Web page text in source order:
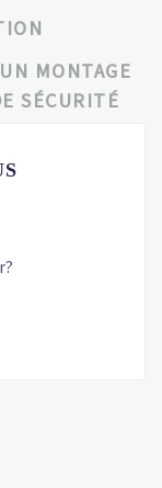
MONTAGE
SÉCURITÉ